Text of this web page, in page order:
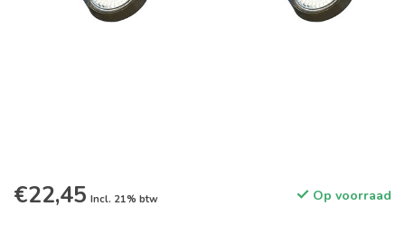
€22,45 Incl. 21% btw Op voorraad